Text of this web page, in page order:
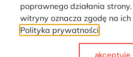
Strona wykorzystuje pliki cookie.
poprawnego działania
witryny oznacza zgodę na
Polityka prywatności
akceptuje